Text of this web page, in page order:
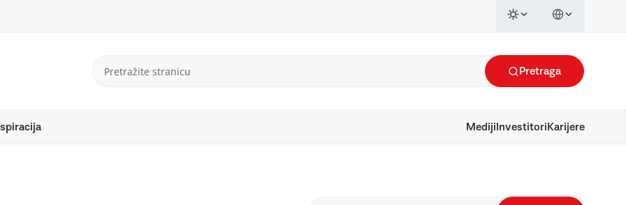
Pretraga
Mediji Investitori Karijere